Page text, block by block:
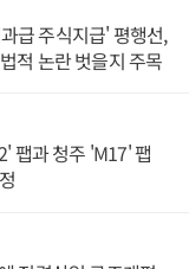
급 주식지급' 평행선,
적 논란 벗을지 주목
팹과 청주 'M17' 팹